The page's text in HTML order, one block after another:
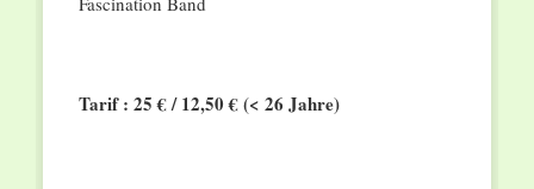
Tarif : 25 € / 12,50 € (< 26 Jahre)